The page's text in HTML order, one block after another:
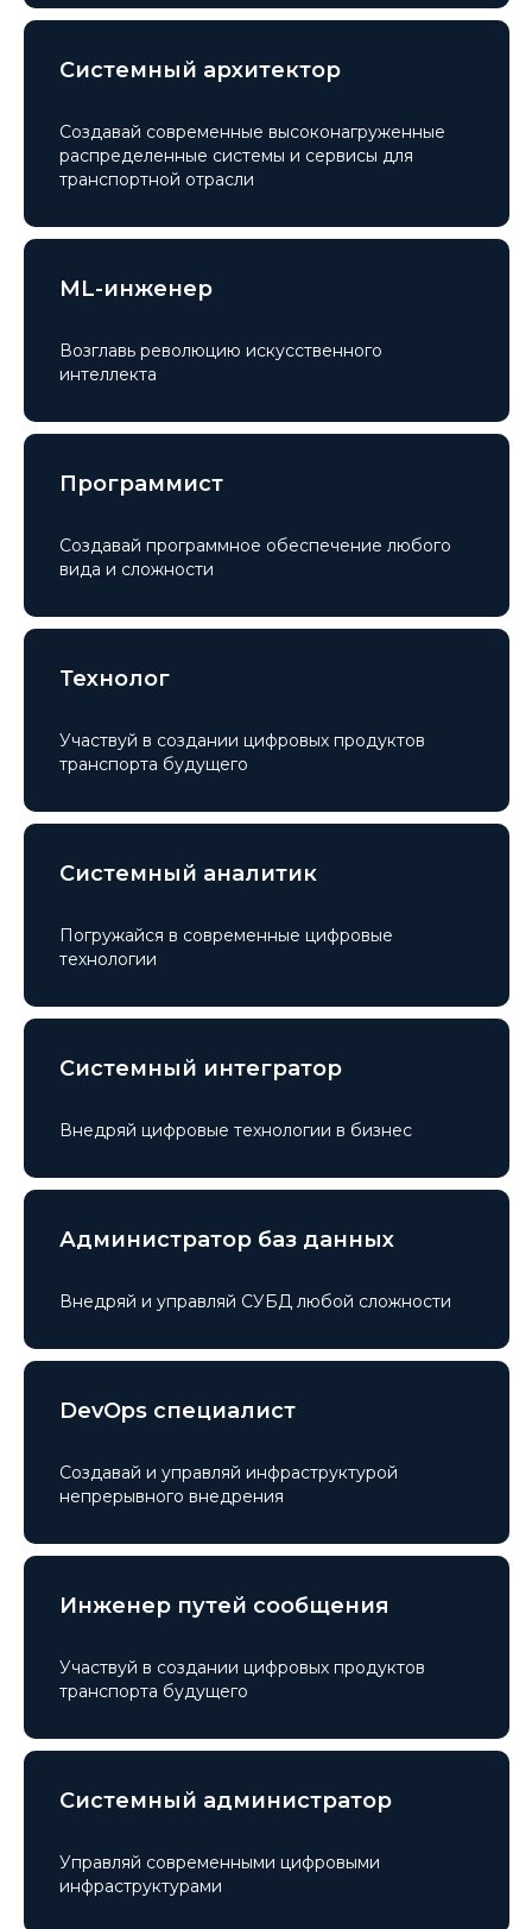
Системный архитектор
Создавай современные высоконагруженные
распределенные системы и сервисы для
транспортной отрасли
ML-инженер
Возглавь революцию искусственного
интеллекта
Программист
Создавай программное обеспечение любого
вида и сложности
Технолог
Участвуй в создании цифровых продуктов
транспорта будущего
Системный аналитик
Погружайся в современные цифровые
технологии
Системный интегратор
Внедряй цифровые технологии в бизнес
Администратор баз данных
Внедряй и управляй СУБД любой сложности
DevOps специалист
Создавай и управляй инфраструктурой
непрерывного внедрения
Инженер путей сообщения
Участвуй в создании цифровых продуктов
транспорта будущего
Системный администратор
Управляй современными цифровыми
инфраструктурами